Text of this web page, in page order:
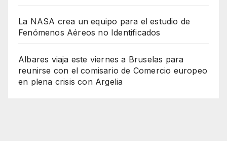
La NASA crea un equipo para el estudio de
Fenómenos Aéreos no Identificados
Albares viaja este viernes a Bruselas para
reunirse con el comisario de Comercio europeo
en plena crisis con Argelia